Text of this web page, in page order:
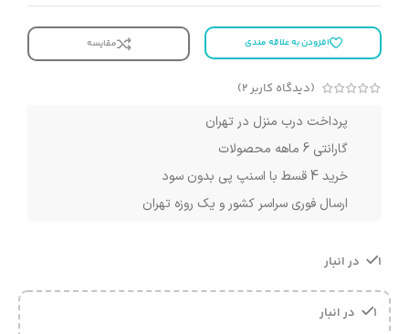
افزودن به علاقه مندی مقایسه
(دیدگاه کاربر2
)
پرداخت درب منزل در تهران
گارانتی 6 ماهه محصولات
خرید 4 قسط با اسنپ پی بدون سود
ارسال فوری سراسر کشور و یک روزه تهران
1 در انبار
1 در انبار